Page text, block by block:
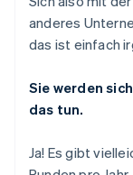
anderes
das ist einfach
Sie werden
das tun.
Ja! Es gibt